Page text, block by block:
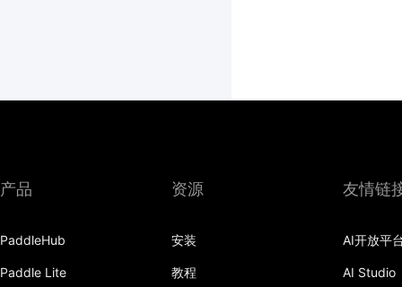
产品
PaddleHub
Paddle Lite
资源
安装
教程
友情链
AI开放平
AI Studio